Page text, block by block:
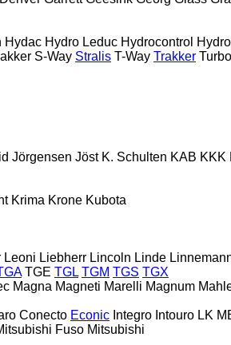
Hydac Hydro Leduc Hydrocontrol
S-Way Stralis T-Way Trakker
Jörgensen Jöst K. Schulten KAB KKK
Krima Krone Kubota
Leoni Liebherr Lincoln Linde
TGE TGL TGM TGS TGX
Magna Magneti Marelli Magnum
Conecto Econic Integro Intouro LK
Fuso Mitsubishi